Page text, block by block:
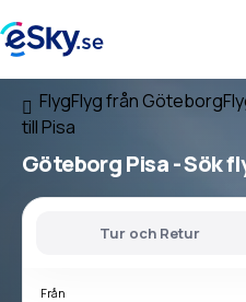
FlygFlyg från Göteborg
till Pisa
Göteborg Pisa- Sök
Tur och Retur
Från